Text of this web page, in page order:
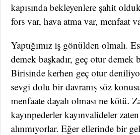
kapısında bekleyenlere şahit
fors var, hava atma var, menfaat
Yaptığımız iş gönülden olmalı.
demek başkadır, geç otur demek
Birisinde kerhen geç otur
sevgi dolu bir davranış söz
menfaate dayalı olması ne kötü.
kayınpederler kayınvalideler
alınmıyorlar. Eğer ellerinde bir